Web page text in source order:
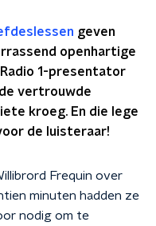
geven
openhartige
Radio 1-presentator
vertrouwde
kroeg. En die lege
de luisteraar!
Frequin over
minuten hadden ze
nodig om te